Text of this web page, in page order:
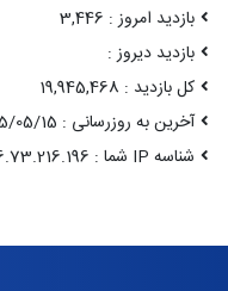
بازدید امروز : 3,446
بازدید دیروز :
کل بازدید : 19,945,468
آخرین به روزرسانی : 1405/05/15 09:57:17
شناسه IP شما : 216.73.216.196